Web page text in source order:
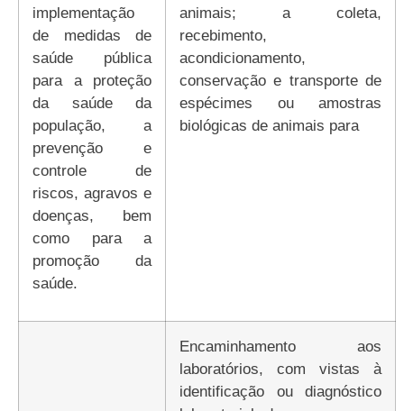
implementação
de medidas de
saúde pública
para a proteção
da saúde da
população, a
prevenção e
controle de
riscos, agravos e
doenças, bem
como para a
promoção da
saúde.
animais; a coleta,
recebimento,
acondicionamento,
conservação e transporte de
espécimes ou amostras
biológicas de animais para
encaminhamento aos
laboratórios, com vistas à
identificação ou diagnóstico